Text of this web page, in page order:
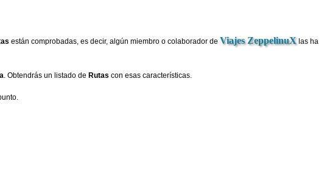
están comprobadas, es decir, algún miembro o colaborador de Viajes ZeppelinuX las ha
. Obtendrás un listado de Rutas con esas características.